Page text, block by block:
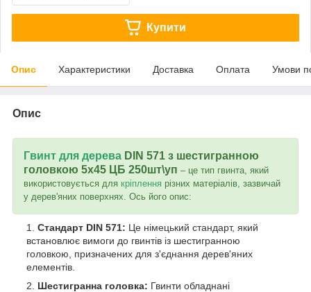
Купити
Опис Характеристики Доставка Оплата Умови
Опис
Гвинт для дерева DIN 571 з шестигранною
головкою 5х45 ЦБ 250шт\уп – це тип гвинта, який
використовується для кріплення різних матеріалів, зазвичай
у дерев'яних поверхнях. Ось його опис:
Стандарт DIN 571: Це німецький стандарт, який
встановлює вимоги до гвинтів із шестигранною
головкою, призначених для з'єднання дерев'яних
елементів.
Шестигранна головка: Гвинти обладнані